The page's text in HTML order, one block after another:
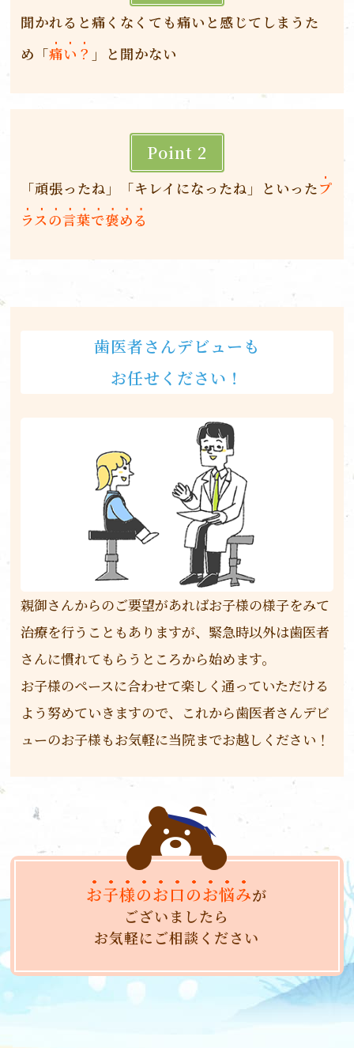
聞かれると痛くなくても痛いと感じてしまうた
め「痛い？ 」と聞かない
Point 2
「頑張ったね」「キレイになったね」といったプ
ラスの言葉で褒める
歯医者さんデビューも
お任せください！
親御さんからのご要望があればお子様の様子をみて
治療を行うこともありますが、緊急時以外は歯医者
さんに慣れてもらうところから始めます。
お子様のペースに合わせて楽しく通っていただける
よう努めていきますので、これから歯医者さんデビ
ューのお子様もお気軽に当院までお越しください！
お子様のお口のお悩みが
ございましたら
お気軽にご相談ください